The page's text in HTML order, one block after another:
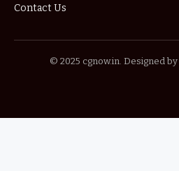
Contact Us
© 2025 cgnow.in. Designed by